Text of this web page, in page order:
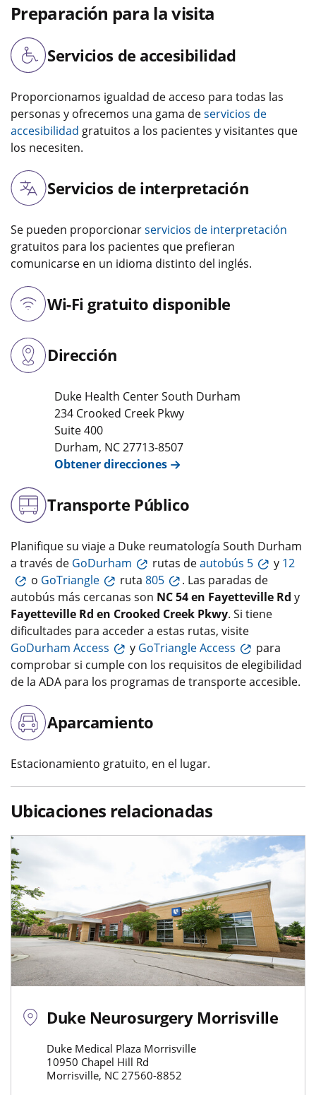
Preparación para la visita
Servicios de accesibilidad
Proporcionamos igualdad de acceso para todas las
personas y ofrecemos una gama deservicios de
accesibilidad gratuitos a los pacientes y visitantes que
los necesiten.
Servicios de interpretación
Se pueden proporcionarservicios de interpretación
gratuitos para los pacientes que prefieran
comunicarse en un idioma distinto del inglés.
Wi-Fi gratuito disponible
Dirección
Duke Health Center South Durham
234 Crooked Creek Pkwy
Suite 400
Durham, NC27713-8507
Obtener direcciones
Transporte Público
Planifique su viaje a Duke reumatología South Durham
a través de GoDurham rutas deautobús 5 y 12
o GoTriangle ruta 805
. Las paradas de
autobús más cercanas son NC 54 en Fayetteville Rd y
Fayetteville Rd en Crooked Creek Pkwy. Si tiene
dificultades para acceder a estas rutas, visite
GoDurham Access
y GoTriangle Access
para
comprobar si cumple con los requisitos de elegibilidad
de la ADA para los programas de transporte accesible.
Aparcamiento
Estacionamiento gratuito, en el lugar.
Ubicaciones relacionadas
Duke Neurosurgery Morrisville
Duke Medical Plaza Morrisville
10950 Chapel Hill Rd
Morrisville, NC 27560-8852